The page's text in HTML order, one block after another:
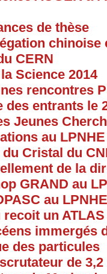
de thèse
CERN
Science 2014
rencontres
des entrants le
Jeunes
au LPNHE
du Cristal du
de la
GRAND au
au LPNHE
recoit un
immergés
des particules
de